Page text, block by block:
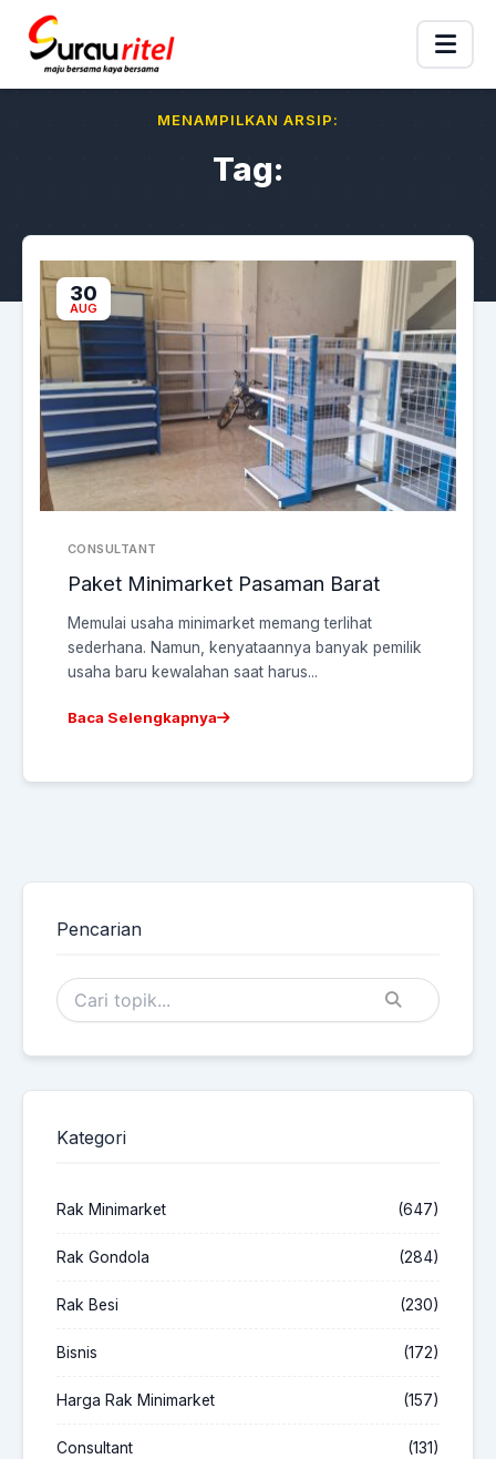
MENAMPILKAN ARSIP:
Tag:
30
AUG
CONSULTANT
Paket Minimarket Pasaman Barat
Memulai usaha minimarket memang terlihat
sederhana. Namun, kenyataannya banyak pemilik
usaha baru kewalahan saat harus...
Baca Selengkapnya
Pencarian
Kategori
Rak Minimarket (647)
Rak Gondola (284)
Rak Besi (230)
Bisnis (172)
Harga Rak Minimarket (157)
Consultant (131)